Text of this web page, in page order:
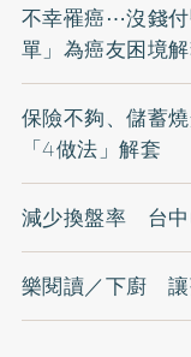
不幸罹癌⋯沒錢
單」為癌友困境
保險不夠、儲蓄
「4做法」解套
減少換盤率 台中
樂閱讀／下廚 讓